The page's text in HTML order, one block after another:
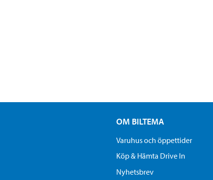
OM BILTEMA
Varuhus och öppettider
Köp & Hämta Drive In
Nyhetsbrev